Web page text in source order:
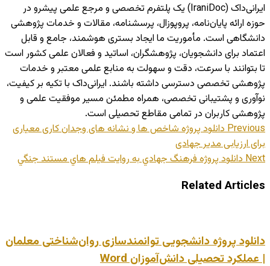
ایرانی‌داک (IraniDoc) یک پلتفرم تخصصی و مرجع علمی پیشرو در
حوزه ارائه پایان‌نامه، پروپوزال، پرسشنامه، مقالات و خدمات پژوهشی
دانشگاهی است. مأموریت ما ایجاد بستری هوشمند، جامع و قابل
اعتماد برای دانشجویان، پژوهشگران، اساتید و فعالان علمی کشور است
تا بتوانند با سرعت، دقت و سهولت به منابع علمی معتبر و خدمات
پژوهشی تخصصی دسترسی داشته باشند. ایرانی‌داک با تکیه بر کیفیت،
نوآوری و پشتیبانی تخصصی، همراه مطمئن مسیر موفقیت علمی و
پژوهشی کاربران در تمامی مقاطع تحصیلی است.
Previousدانلود پروژه شاخص ها و نشانه های وجدان کاری معیاری
برای ارزیابی مدیر جهادی
Nextدانلود پروژه فرهنگ جهادي به روايت فيلم هاي مستند جنگي
Related Articles
دانلود پروژه دانشجویی توانمندسازی روان‌شناختی معلمان
| عملکرد تحصیلی دانش‌آموزان Word